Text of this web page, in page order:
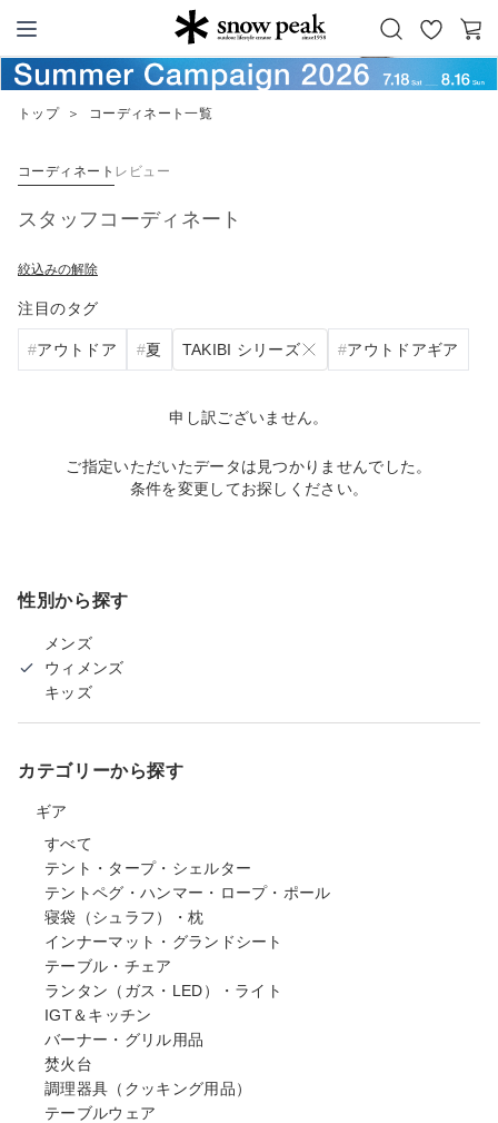
Snow Peak
お
気
カ
ー
トップ ＞ コーディネート一覧
コーディネート レビュー
スタッフコーディネート
絞込みの解除
注目のタグ
アウトドア 夏 TAKIBI シリーズ アウトドアギア
申し訳ございません。
ご指定いただいたデータは見つかりませんでした。
条件を変更してお探しください。
性別から探す
メンズ
ウィメンズ
キッズ
カテゴリーから探す
ギア
すべて
テント・タープ・シェルター
テントペグ・ハンマー・ロープ・ポール
寝袋（シュラフ）・枕
インナーマット・グランドシート
テーブル・チェア
ランタン（ガス・LED）・ライト
IGT＆キッチン
バーナー・グリル用品
焚火台
調理器具（クッキング用品）
テーブルウェア